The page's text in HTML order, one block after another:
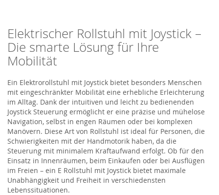
Elektrischer Rollstuhl mit Joystick –
Die smarte Lösung für Ihre
Mobilität
Ein Elektrorollstuhl mit Joystick bietet besonders Menschen
mit eingeschränkter Mobilität eine erhebliche Erleichterung
im Alltag. Dank der intuitiven und leicht zu bedienenden
Joystick Steuerung ermöglicht er eine präzise und mühelose
Navigation, selbst in engen Räumen oder bei komplexen
Manövern. Diese Art von Rollstuhl ist ideal für Personen, die
Schwierigkeiten mit der Handmotorik haben, da die
Steuerung mit minimalem Kraftaufwand erfolgt. Ob für den
Einsatz in Innenräumen, beim Einkaufen oder bei Ausflügen
im Freien – ein E Rollstuhl mit Joystick bietet maximale
Unabhängigkeit und Freiheit in verschiedensten
Lebenssituationen.